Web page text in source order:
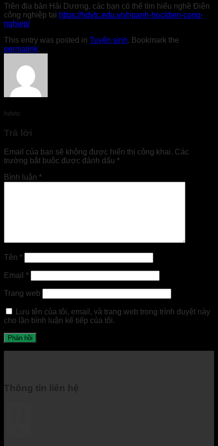
Trên địa bàn Hải Dương, các bạn có thể tìm hiểu nghề Điện
công nghiệp tại https://hdvtc.edu.vn/nganh-hoc/dien-cong-
nghiep/
This entry was posted in Tuyển sinh. Bookmark the
permalink.
hdvtc
Trả lời
Email của bạn sẽ không được hiển thị công khai. Các
trường bắt buộc được đánh dấu *
Bình luận *
Tên *
Email *
Trang web
Lưu tên của tôi, email, và trang web trong trình duyệt này
cho lần bình luận kế tiếp của tôi.
Thông tin liên hệ